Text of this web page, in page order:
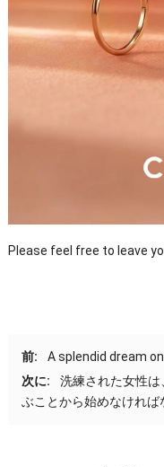
Please feel free to leave
前: A splendid dream
次に:
洗練された女性
ぶことから始めなければ